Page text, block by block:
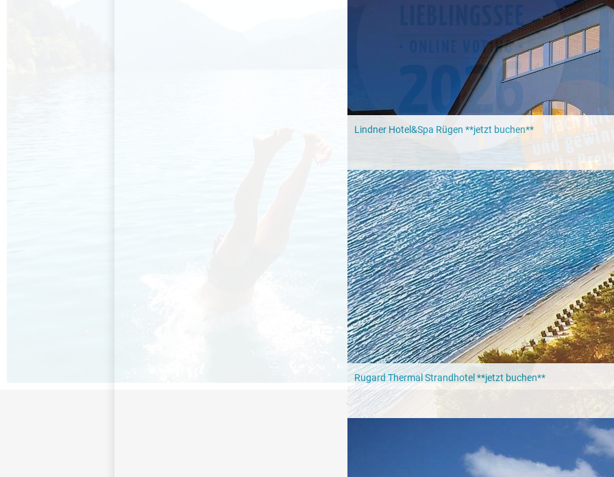
Lindner Hotel&Spa Rügen **jetzt buchen**
Rugard Thermal Strandhotel **jetzt buchen**
Entspannen in Rügens Wellnesstempeln
In derAquamaris Strandresidenz Rügenerwarten Euch auf
für die höchsten Ansprüche. Von physiotherapeutischen
Vitalduschen über luxuriöse Schönheitspackungen und
Thalassobehandlungen, hier bekommt Ihr das Rundum-
Ebenfalls direkt am Meer gelegen befindet sich dasSeehotel
seine einzigartigenSole-Schwimmbecken, die einen die
als 800 Quadratmetern erwartet Euch hier ein vielfältiges
Erholung. Sauna, Dampfbäder und weitläufige Ruheoasen
vergessen.
Im Ostseebad Seelin
Sauna und demgrößten Hotel-Schwimmbad auf Rügen
jeden, der nach einem Tag an der frischen Ostseeluft
insgesamt fünf Villen. Jede Villa hat einen Bereich
drei Restaurants
, die Hotelbar
hier auf der Terrasse oder in dem Kaminzimmer entspannen.
Bibliothek in einem gemütlichen Raum im Landhausstil mit